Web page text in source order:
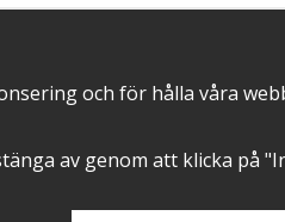
POSITIVA
och för hålla våra
av genom att klicka på